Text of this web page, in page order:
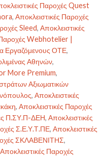
Παροχές Quest
, Αποκλειστικές Παροχές
Sleed, Αποκλειστικές
Παροχές Webhotelier |
Εργαζόμενους ΟΤΕ,
Αθηνών,
More Premium,
Αξιωματικών
, Αποκλειστικές
, Αποκλειστικές Παροχές
Π.ΣΥ.Π-ΔΕΗ, Αποκλειστικές
Σ.Ε.Υ.Τ.ΠΕ, Αποκλειστικές
ΣΚΛΑΒΕΝΙΤΗΣ,
Αποκλειστικές Παροχές